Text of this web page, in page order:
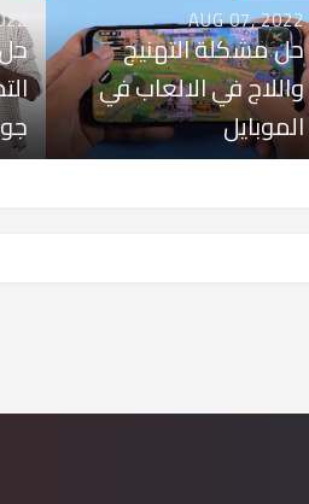
AUG 07, 2022
حل مشكلة التهنيج
واللاج في الالعاب في
الموبايل